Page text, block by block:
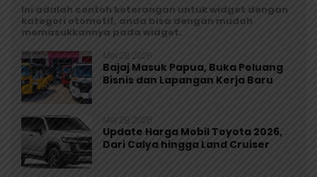
Ini adalah contoh keterangan untuk widget dengan
kategori otomotif, anda bisa dengan mudah
memasukkannya pada widget.
Mei 29, 2026
Bajaj Masuk Papua, Buka Peluang
Bisnis dan Lapangan Kerja Baru
Mei 29, 2026
Update Harga Mobil Toyota 2026,
Dari Calya hingga Land Cruiser